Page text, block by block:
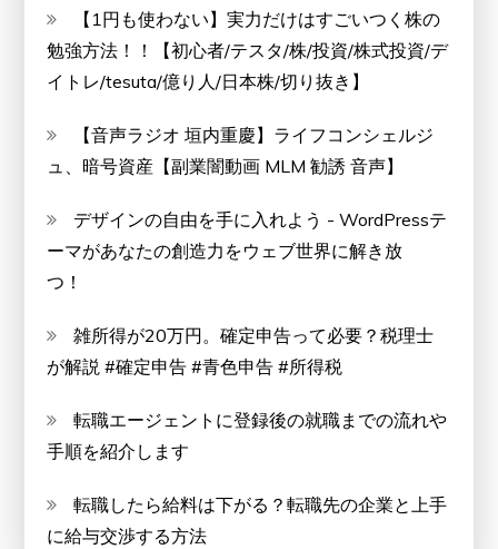
【1円も使わない】実力だけはすごいつく株の
勉強方法！！【初心者/テスタ/株/投資/株式投資/デ
イトレ/tesuta/億り人/日本株/切り抜き】
【音声ラジオ 垣内重慶】ライフコンシェルジ
ュ、暗号資産【副業闇動画 MLM 勧誘 音声】
デザインの自由を手に入れよう - WordPressテ
ーマがあなたの創造力をウェブ世界に解き放
つ！
雑所得が20万円。確定申告って必要？税理士
が解説 #確定申告 #青色申告 #所得税
転職エージェントに登録後の就職までの流れや
手順を紹介します
転職したら給料は下がる？転職先の企業と上手
に給与交渉する方法